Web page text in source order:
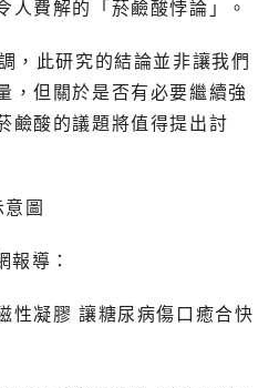
人費解的「菸鹼酸悖論」。
，此研究的結論並非讓我們
，但關於是否有必要繼續強
鹼酸的議題將值得提出討
圖
報導：
性凝膠 讓糖尿病傷口癒合快